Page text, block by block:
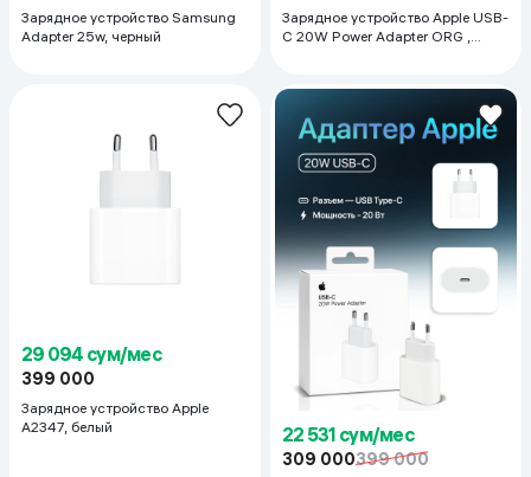
Зарядное устройство Samsung
Adapter 25w, черный
Зарядное устройство Apple USB-
C 20W Power Adapter ORG ,
29 094 сум/мес
399 000
Зарядное устройство Apple
A2347, белый
22 531 сум/мес
309 000399 000